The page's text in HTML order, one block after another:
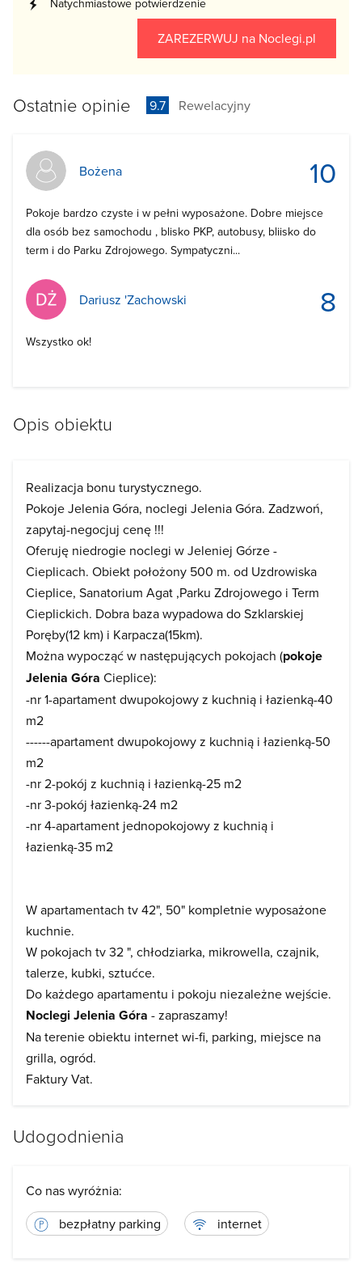
ZAREZERWUJ na Noclegi.pl
Ostatnie opinie 9.7 Rewelacyjny
10
Bożena
Pokoje bardzo czyste i w pełni wyposażone. Dobre miejsce
dla osób bez samochodu , blisko PKP, autobusy, bliisko do
term i do Parku Zdrojowego. Sympatyczni...
8
Dariusz 'Zachowski
Wszystko ok!
Opis obiektu
Realizacja bonu turystycznego.
Pokoje Jelenia Góra, noclegi Jelenia Góra. Zadzwoń,
zapytaj-negocjuj cenę !!!
Oferuję niedrogie noclegi w Jeleniej Górze -
Cieplicach. Obiekt położony 500 m. od Uzdrowiska
Cieplice, Sanatorium Agat ,Parku Zdrojowego i Term
Cieplickich. Dobra baza wypadowa do Szklarskiej
Poręby(12 km) i Karpacza(15km).
Można wypocząć w następujących pokojach (pokoje
Jelenia Góra Cieplice):
-nr 1-apartament dwupokojowy z kuchnią i łazienką-40
m2
------apartament dwupokojowy z kuchnią i łazienką-50
m2
-nr 2-pokój z kuchnią i łazienką-25 m2
-nr 3-pokój łazienką-24 m2
-nr 4-apartament jednopokojowy z kuchnią i
łazienką-35 m2
W apartamentach tv 42", 50" kompletnie wyposażone
kuchnie.
W pokojach tv 32 ", chłodziarka, mikrowella, czajnik,
talerze, kubki, sztućce.
Do każdego apartamentu i pokoju niezależne wejście.
Noclegi Jelenia Góra - zapraszamy!
Na terenie obiektu internet wi-fi, parking, miejsce na
grilla, ogród.
Faktury Vat.
Udogodnienia
Co nas wyróżnia:
bezpłatny parking
internet